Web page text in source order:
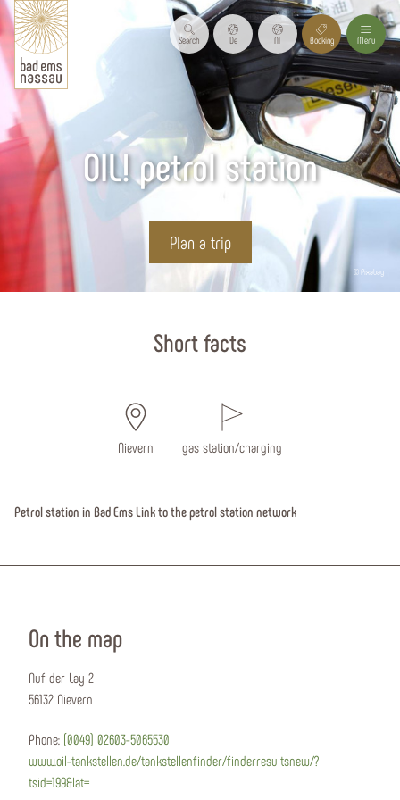
Search De Nl Booking Menu
© Pixabay
OIL! petrol station
Plan a trip
Short facts
Nievern gas station/charging
Petrol station in Bad Ems Link to the petrol station network
On the map
Auf der Lay 2
56132 Nievern
Phone: (0049) 02603-5065530
www.oil-tankstellen.de/tankstellenfinder/finderresultsnew/?
tsid=199&lat=